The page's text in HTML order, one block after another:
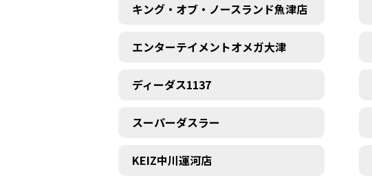
キング・オブ・ノースランド魚津店
エンターテイメントオメガ大津
ディーダス1137
スーパーダスラー
KEIZ中川運河店